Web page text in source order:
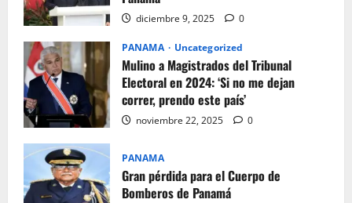
diciembre 9, 2025 0
PANAMA Uncategorized
Mulino a Magistrados del Tribunal
Electoral en 2024: ‘Si no me dejan
correr, prendo este país’
noviembre 22, 2025 0
PANAMA
Gran pérdida para el Cuerpo de
Bomberos de Panamá